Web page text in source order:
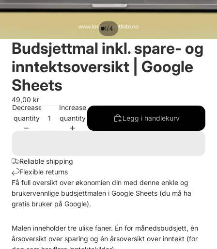
1/4
Budsjettmal inkl. spare- og
inntektsoversikt | Google
Sheets
49,00 kr
Decrease
quantity
Increase
quantity
Legg i handlekurv
Reliable shipping
Flexible returns
Få full oversikt over økonomien din med denne enkle og
brukervennlige budsjettmalen i Google Sheets (du må ha
gratis bruker på Google).
Malen inneholder tre ulike faner. Én for månedsbudsjett, én
årsoversikt over sparing og én årsoversikt over inntekt (for